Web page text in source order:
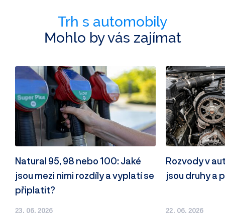
Trh s automobily
Mohlo by vás zajímat
23. 06. 2026
Natural 95, 98 nebo 100: Jaké
jsou mezi nimi rozdíly a vyplatí se
připlatit?
22. 06. 2026
Rozvody v
jsou druhy a